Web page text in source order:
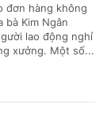
đơn hàng không
bà Kim Ngân
lao động nghỉ
xưởng. Một số...